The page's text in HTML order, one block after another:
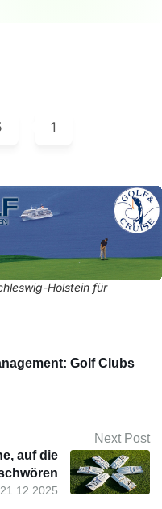
1
Holstein für
Golf Clubs
Next Post
21.12.2025
auf die